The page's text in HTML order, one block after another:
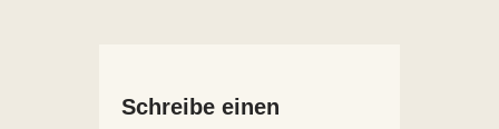
Schreibe einen